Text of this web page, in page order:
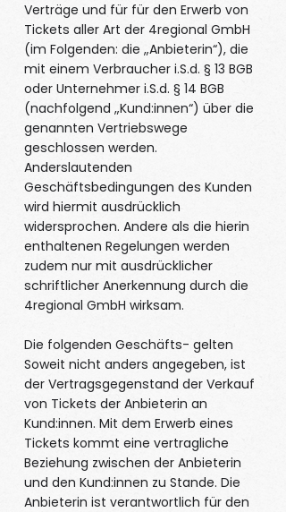
Verträge und für für den Erwerb von
Tickets aller Art der 4regional GmbH
(im Folgenden: die „Anbieterin“), die
mit einem Verbraucher i.S.d. § 13 BGB
oder Unternehmer i.S.d. § 14 BGB
(nachfolgend „Kund:innen“) über die
genannten Vertriebswege
geschlossen werden.
Anderslautenden
Geschäftsbedingungen des Kunden
wird hiermit ausdrücklich
widersprochen. Andere als die hierin
enthaltenen Regelungen werden
zudem nur mit ausdrücklicher
schriftlicher Anerkennung durch die
4regional GmbH wirksam.
Die folgenden Geschäfts- gelten
Soweit nicht anders angegeben, ist
der Vertragsgegenstand der Verkauf
von Tickets der Anbieterin an
Kund:innen. Mit dem Erwerb eines
Tickets kommt eine vertragliche
Beziehung zwischen der Anbieterin
und den Kund:innen zu Stande. Die
Anbieterin ist verantwortlich für den